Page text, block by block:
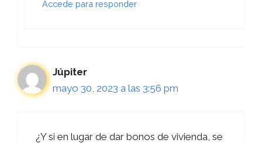
Accede para responder
Júpiter
mayo 30, 2023 a las 3:56 pm
¿Y si en lugar de dar bonos de vivienda, se